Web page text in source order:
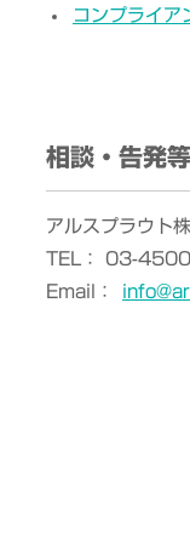
コンプライア
相談・告発
アルスプラウト
TEL： 03-
Email：